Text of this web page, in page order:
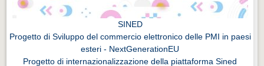
SINED
Progetto di Sviluppo del commercio elettronico delle PMI in paesi
esteri - NextGenerationEU
Progetto di internazionalizzazione della piattaforma Sined